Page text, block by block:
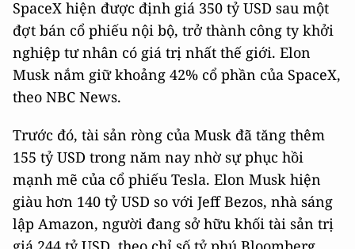
SpaceX hiện được định giá 350 tỷ USD sau một
đợt bán cổ phiếu nội bộ, trở thành công ty khởi
nghiệp tư nhân có giá trị nhất thế giới. Elon
Musk nắm giữ khoảng 42% cổ phần của SpaceX,
theo NBC News.
Trước đó, tài sản ròng của Musk đã tăng thêm
155 tỷ USD trong năm nay nhờ sự phục hồi
mạnh mẽ của cổ phiếu Tesla. Elon Musk hiện
giàu hơn 140 tỷ USD so với Jeff Bezos, nhà sáng
lập Amazon, người đang sở hữu khối tài sản trị